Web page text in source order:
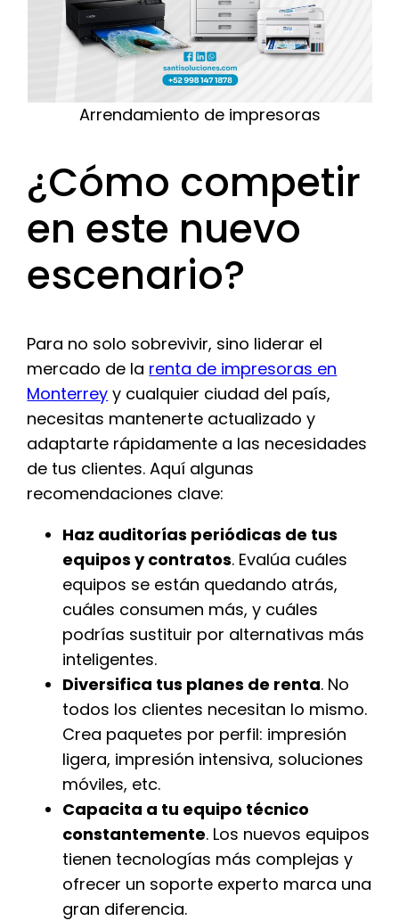
Arrendamiento de impresoras
¿Cómo competir
en este nuevo
escenario?
Para no solo sobrevivir, sino liderar el
mercado de la renta de impresoras en
Monterrey y cualquier ciudad del país,
necesitas mantenerte actualizado y
adaptarte rápidamente a las necesidades
de tus clientes. Aquí algunas
recomendaciones clave:
Haz auditorías periódicas de tus
equipos y contratos. Evalúa cuáles
equipos se están quedando atrás,
cuáles consumen más, y cuáles
podrías sustituir por alternativas más
inteligentes.
Diversifica tus planes de renta. No
todos los clientes necesitan lo mismo.
Crea paquetes por perfil: impresión
ligera, impresión intensiva, soluciones
móviles, etc.
Capacita a tu equipo técnico
constantemente. Los nuevos equipos
tienen tecnologías más complejas y
ofrecer un soporte experto marca una
gran diferencia.